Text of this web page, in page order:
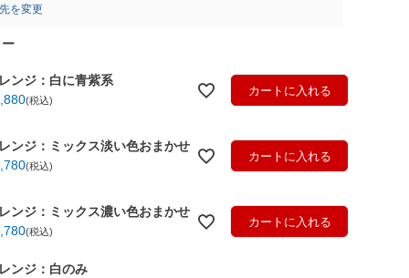
を変更
ンジ：白に青紫系
税込
カートに入れる
ンジ：ミックス淡い色おまかせ
税込
カートに入れる
ンジ：ミックス濃い色おまかせ
税込
カートに入れる
ンジ：白のみ